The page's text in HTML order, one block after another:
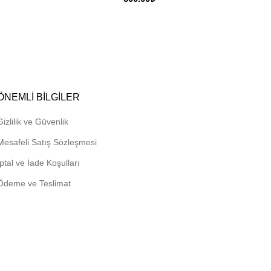
BILGILER
ve Güvenlik
Satış Sözleşmesi
ve İade Koşulları
ve Teslimat